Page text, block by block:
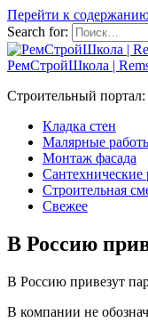
Перейти к
Search for:
РемСтройШкола |
Строительный портал:
Кладка стен
Малярные
Монтаж фасада
Сантехнические
Строительная
Свежее
В Россию
В Россию привезут
В компании не